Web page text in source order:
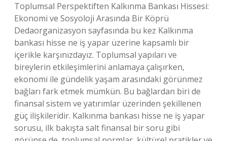
Toplumsal Perspektiften Kalkınma Bankası Hissesi:
Ekonomi ve Sosyoloji Arasında Bir Köprü
Dedaorganizasyon sayfasında bu kez Kalkınma
bankası hisse ne iş yapar üzerine kapsamlı bir
içerikle karşınızdayız. Toplumsal yapıları ve
bireylerin etkileşimlerini anlamaya çalışırken,
ekonomi ile gündelik yaşam arasındaki görünmez
bağları fark etmek mümkün. Bu bağlardan biri de
finansal sistem ve yatırımlar üzerinden şekillenen
güç ilişkileridir. Kalkınma bankası hisse ne iş yapar
sorusu, ilk bakışta salt finansal bir soru gibi